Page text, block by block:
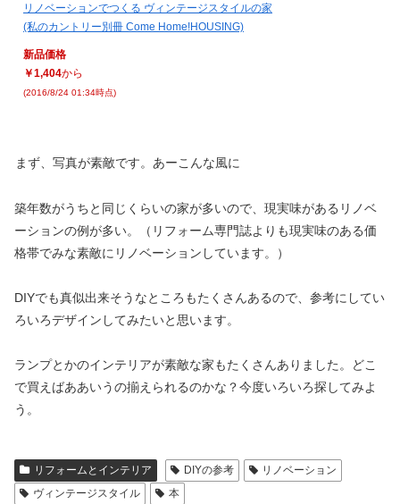
リノベーションでつくる ヴィンテージスタイルの家
(私のカントリー別冊 Come Home!HOUSING)
新品価格
￥1,404から
(2016/8/24 01:34時点)
まず、写真が素敵です。あーこんな風に
築年数がうちと同じくらいの家が多いので、現実味があるリノベ
ーションの例が多い。（リフォーム専門誌よりも現実味のある価
格帯でみな素敵にリノベーションしています。）
DIYでも真似出来そうなところもたくさんあるので、参考にしてい
ろいろデザインしてみたいと思います。
ランプとかのインテリアが素敵な家もたくさんありました。どこ
で買えばああいうの揃えられるのかな？今度いろいろ探してみよ
う。
リフォームとインテリア DIYの参考
リノベーション
ヴィンテージスタイル
本